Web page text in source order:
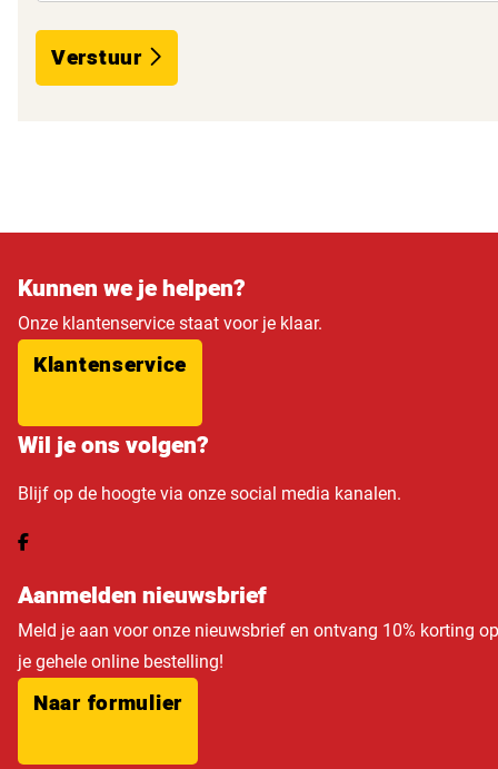
Verstuur
Kunnen we je helpen?
Onze klantenservice staat voor je klaar.
Klantenservice
Wil je ons volgen?
Blijf op de hoogte via onze social media kanalen.
Aanmelden nieuwsbrief
Meld je aan voor onze nieuwsbrief en ontvang 10% korting op
je gehele online bestelling!
Naar formulier